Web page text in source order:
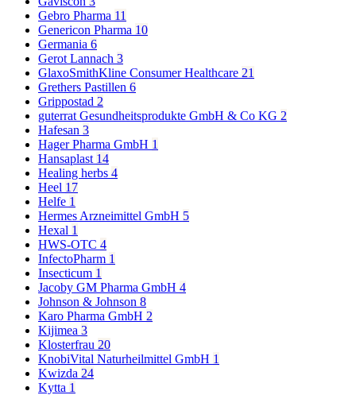
Gebro Pharma 11
Genericon Pharma 10
Germania 6
Gerot Lannach 3
GlaxoSmithKline Consumer Healthcare 21
Grethers Pastillen 6
Grippostad 2
guterrat Gesundheitsprodukte GmbH & Co KG 2
Hafesan 3
Hager Pharma GmbH 1
Hansaplast 14
Healing herbs 4
Heel 17
Helfe 1
Hermes Arzneimittel GmbH 5
Hexal 1
HWS-OTC 4
InfectoPharm 1
Insecticum 1
Jacoby GM Pharma GmbH 4
Johnson & Johnson 8
Karo Pharma GmbH 2
Kijimea 3
Klosterfrau 20
KnobiVital Naturheilmittel GmbH 1
Kwizda 24
Kytta 1